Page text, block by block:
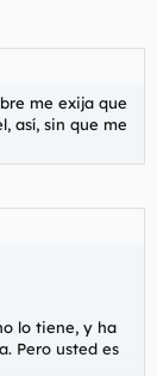
si queda una
y además
es más de lo
al margen de
me exija que
así, sin que me
lo tiene, y ha
Pero usted es